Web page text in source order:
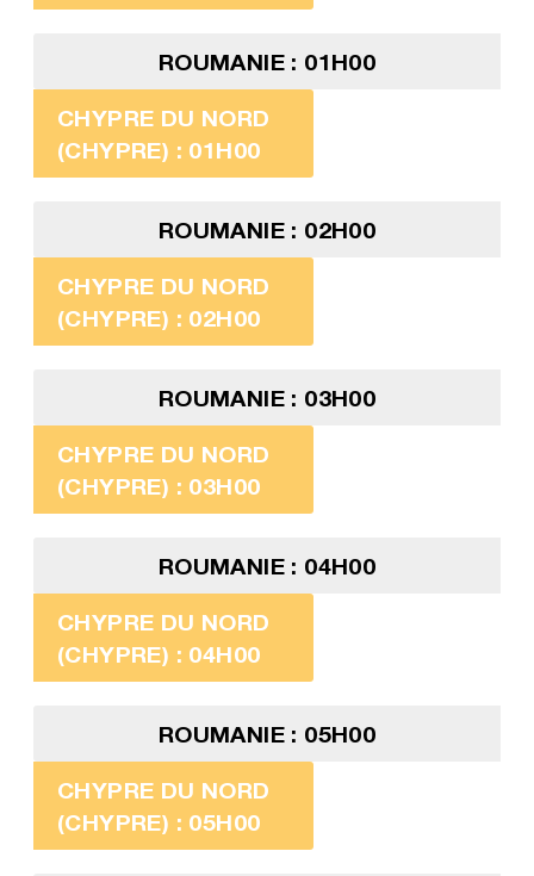
ROUMANIE : 01H00
CHYPRE DU NORD
(CHYPRE) : 01H00
ROUMANIE : 02H00
CHYPRE DU NORD
(CHYPRE) : 02H00
ROUMANIE : 03H00
CHYPRE DU NORD
(CHYPRE) : 03H00
ROUMANIE : 04H00
CHYPRE DU NORD
(CHYPRE) : 04H00
ROUMANIE : 05H00
CHYPRE DU NORD
(CHYPRE) : 05H00